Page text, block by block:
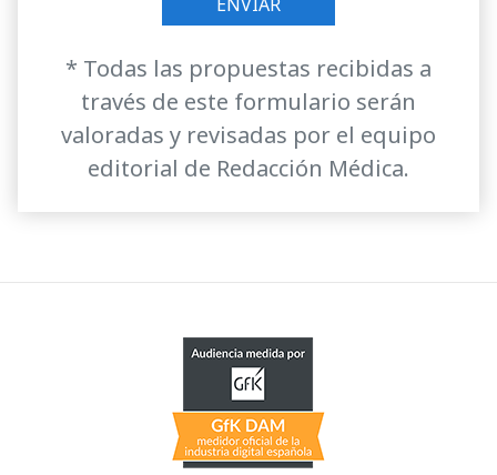
* Todas las propuestas recibidas a
través de este formulario serán
valoradas y revisadas por el equipo
editorial de Redacción Médica.